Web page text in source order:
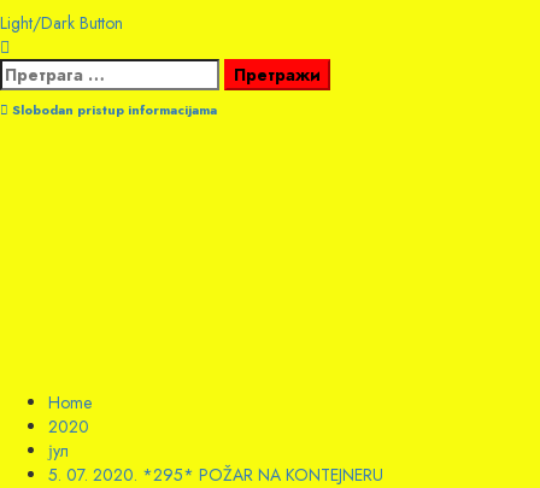
Light/Dark Button
Претрага
за:
Slobodan pristup informacijama
Home
2020
јул
5. 07. 2020. *295* POŽAR NA KONTEJNERU